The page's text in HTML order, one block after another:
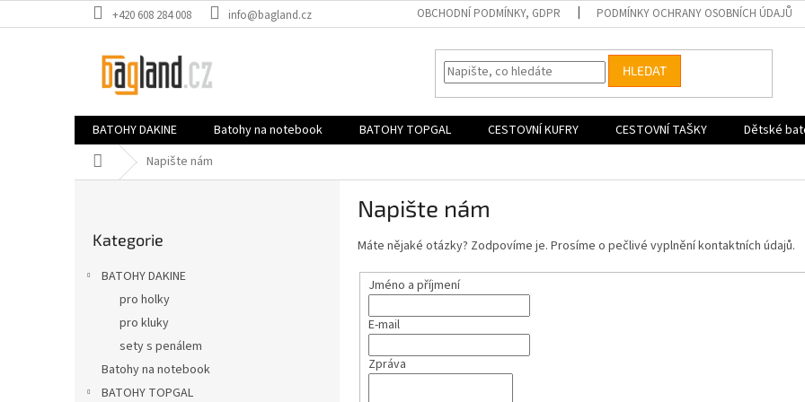
na
+420 608 284 008 info@bagland.cz OBCHODNÍ PODMÍNKY, GDPR PODMÍNKY OCHRANY OSOBNÍCH ÚDAJŮ
HLEDAT
BATOHY DAKINE Batohy na notebook BATOHY TOPGAL CESTOVNÍ KUFRY CESTOVNÍ TAŠKY Dětské
Domů Napište nám
kategorie
Kategorie
BATOHY DAKINE
pro holky
pro kluky
sety s penálem
Batohy na notebook
BATOHY TOPGAL
Napište nám
Máte nějaké otázky? Zodpovíme je. Prosíme o pečlivé vyplnění kontaktních údajů.
Jméno a příjmení
E-mail
Zpráva